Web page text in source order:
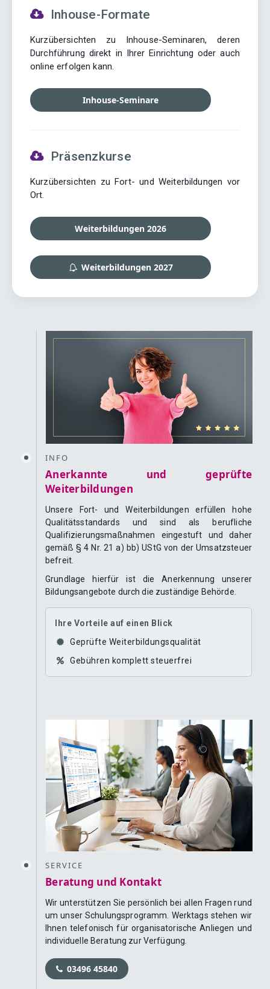
Inhouse-Formate
Kurzübersichten zu Inhouse-Seminaren, deren
Durchführung direkt in Ihrer Einrichtung oder auch
online erfolgen kann.
Inhouse-Seminare
Präsenzkurse
Kurzübersichten zu Fort- und Weiterbildungen vor
Ort.
Weiterbildungen 2026
Weiterbildungen 2027
INFO
Anerkannte und geprüfte
Weiterbildungen
Unsere Fort- und Weiterbildungen erfüllen hohe
Qualitätsstandards und sind als berufliche
Qualifizierungsmaßnahmen eingestuft und daher
gemäß § 4 Nr. 21 a) bb) UStG von der Umsatzsteuer
befreit.
Grundlage hierfür ist die Anerkennung unserer
Bildungsangebote durch die zuständige Behörde.
Ihre Vorteile auf einen Blick
Geprüfte Weiterbildungsqualität
Gebühren komplett steuerfrei
SERVICE
Beratung und Kontakt
Wir unterstützen Sie persönlich bei allen Fragen rund
um unser Schulungsprogramm. Werktags stehen wir
Ihnen telefonisch für organisatorische Anliegen und
individuelle Beratung zur Verfügung.
03496 45840